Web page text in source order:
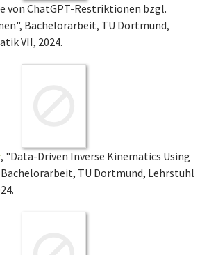
von ChatGPT-Restriktionen bzgl.
Bachelorarbeit, TU Dortmund,
VII, 2024.
, "Data-Driven Inverse Kinematics Using
Bachelorarbeit, TU Dortmund, Lehrstuhl